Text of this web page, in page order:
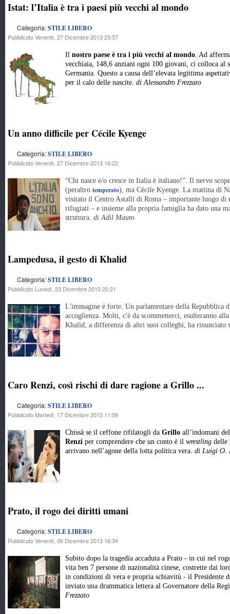
Istat: l’Italia è tra i paesi più vecchi al mondo
Categoria:STILE LIBERO
Pubblicato Venerdì, 27 Dicembre 2013 23:57
Il nostro paese è tra i più vecchi al mondo. Ad
vecchiaia, 148,6 anziani ogni 100 giovani, ci colloca al
Germania. Questo a causa dell’elevata legittima
per il calo delle nascite. di Alessandro Frezzato
Un anno difficile per Cécile Kyenge
Categoria:STILE LIBERO
Pubblicato Venerdì, 27 Dicembre 2013 16:22
“Chi nasce e/o cresce in Italia è italiano!”. Il nervo
(peraltro temperato), ma Cécile Kyenge. La mattina di
visitato il Centro Astalli di Roma – importante luogo
rifugiati – e insieme alla propria famiglia ha dato una
struttura. di Adil Mauro
Lampedusa, il gesto di Khalid
Categoria:STILE LIBERO
Pubblicato Lunedì, 23 Dicembre 2013 20:21
L'immagine è forte. Un parlamentare della Repubblica
accoglienza. Molti, c'è da scommetterci, esulteranno
Khalid, a differenza di altri suoi colleghi, ha rinunciato
Caro Renzi, così rischi di dare ragione a Grillo ...
Categoria:STILE LIBERO
Pubblicato Martedì, 17 Dicembre 2013 11:09
Chissà se il ceffone rifilatogli da Grillo all’indomani
Renzi per comprendere che un conto è il wrestling delle
arrivano nell’agone della lotta politica vera. di Luigi O.
Prato, il rogo dei diritti umani
Categoria:STILE LIBERO
Pubblicato Venerdì, 06 Dicembre 2013 16:34
Subito dopo la tragedia accaduta a Prato - in cui nel
vita ben 7 persone di nazionalità cinese, costrette dai
in condizioni di vera e propria schiavitù - il Presidente
inviato una drammatica lettera al Governatore della
Frezzato